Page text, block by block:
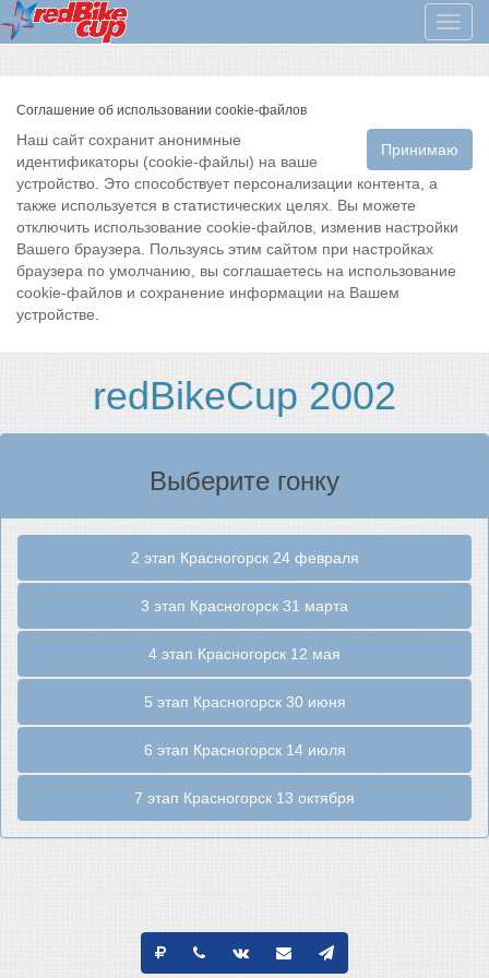
Меню
Соглашение об использовании cookie-файлов
Принимаю
Наш сайт сохранит анонимные
идентификаторы (cookie-файлы) на ваше
устройство. Это способствует персонализации контента, а
также используется в статистических целях. Вы можете
отключить использование cookie-файлов, изменив настройки
Вашего браузера. Пользуясь этим сайтом при настройках
браузера по умолчанию, вы соглашаетесь на использование
cookie-файлов и сохранение информации на Вашем
устройстве.
redBikeCup 2002
Выберите гонку
2 этап Красногорск 24 февраля
3 этап Красногорск 31 марта
4 этап Красногорск 12 мая
5 этап Красногорск 30 июня
6 этап Красногорск 14 июля
7 этап Красногорск 13 октября